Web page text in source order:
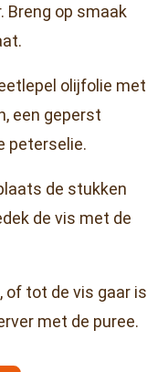
Breng op smaak
olijfolie met
een geperst
peterselie.
de stukken
de vis met de
of tot de vis gaar is
met de puree.